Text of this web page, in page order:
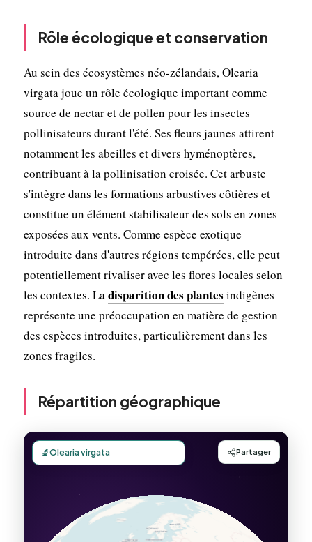
Rôle écologique et conservation
Au sein des écosystèmes néo-zélandais, Olearia
virgata joue un rôle écologique important comme
source de nectar et de pollen pour les insectes
pollinisateurs durant l'été. Ses fleurs jaunes attirent
notamment les abeilles et divers hyménoptères,
contribuant à la pollinisation croisée. Cet arbuste
s'intègre dans les formations arbustives côtières et
constitue un élément stabilisateur des sols en zones
exposées aux vents. Comme espèce exotique
introduite dans d'autres régions tempérées, elle peut
potentiellement rivaliser avec les flores locales selon
les contextes. Ladisparition des plantes indigènes
représente une préoccupation en matière de gestion
des espèces introduites, particulièrement dans les
zones fragiles.
Répartition géographique